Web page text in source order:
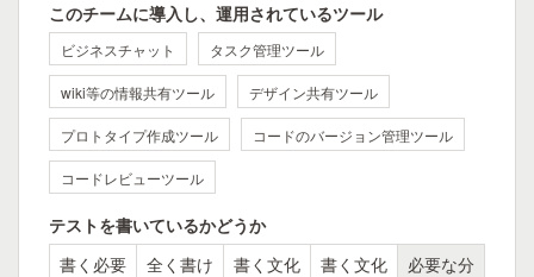
このチームに導入し、運用されているツール
ビジネスチャット タスク管理ツール
wiki等の情報共有ツール デザイン共有ツール
プロトタイプ作成ツール コードのバージョン管理ツール
コードレビューツール
テストを書いているかどうか
書く必要
全く書け
書く文化
書く文化
必要な分